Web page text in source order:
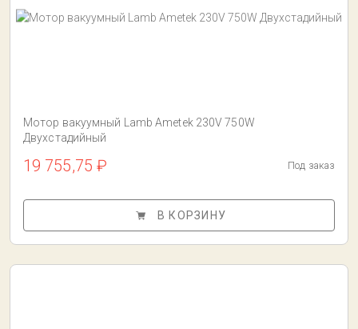
Мотор вакуумный Lamb Ametek 230V 750W
Двухстадийный
19 755,75 ₽ Под заказ
В КОРЗИНУ